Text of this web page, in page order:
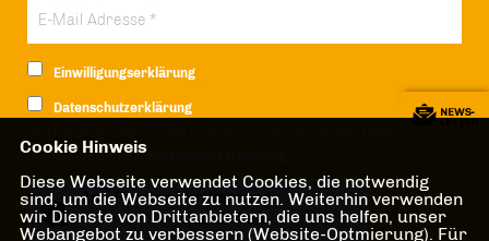
Einwilligungserklärung
Datenschutzerklärung
der nachfolgenden
Anti-Roboter-Verifizierung
Hier klicken
Cookie Hinweis
Diese Webseite verwendet Cookies, die notwendig
sind, um die Webseite zu nutzen. Weiterhin verwenden
wir Dienste von Drittanbietern, die uns helfen, unser
Webangebot zu verbessern (Website-Optmierung). Für